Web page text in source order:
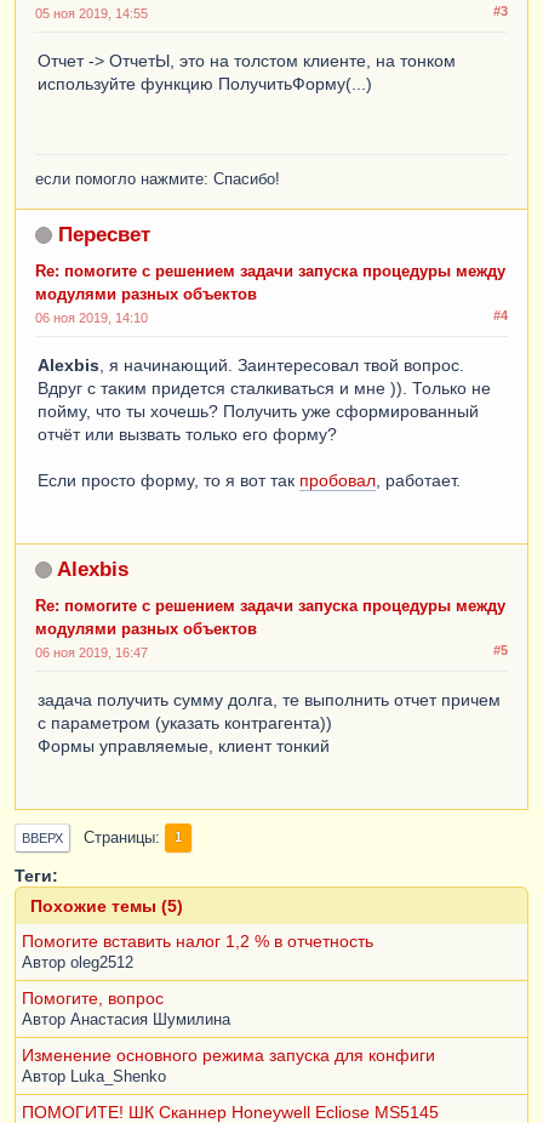
#3
05 ноя 2019, 14:55
Отчет -> ОтчетЫ, это на толстом клиенте, на тонком
используйте функцию ПолучитьФорму(...)
если помогло нажмите: Спасибо!
Пересвет
Re: помогите с решением задачи запуска процедуры между
модулями разных объектов
#4
06 ноя 2019, 14:10
Alexbis , я начинающий. Заинтересовал твой вопрос.
Вдруг с таким придется сталкиваться и мне )). Только не
пойму, что ты хочешь? Получить уже сформированный
отчёт или вызвать только его форму?
Если просто форму, то я вот так пробовал , работает.
Alexbis
Re: помогите с решением задачи запуска процедуры между
модулями разных объектов
#5
06 ноя 2019, 16:47
задача получить сумму долга, те выполнить отчет причем
с параметром (указать контрагента))
Формы управляемые, клиент тонкий
ВВЕРХ Страницы 1
Теги:
Похожие темы (5)
Помогите вставить налог 1,2 % в отчетность
Автор oleg2512
Помогите, вопрос
Автор Анастасия Шумилина
Изменение основного режима запуска для конфиги
Автор Luka_Shenko
ПОМОГИТЕ! ШК Сканнер Honeywell Ecliose MS5145